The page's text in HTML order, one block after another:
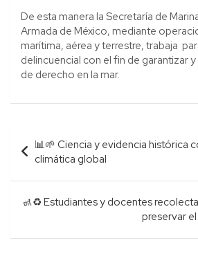
De esta manera la Secretaría de
Armada de México, mediante
marítima, aérea y terrestre, trabaja
delincuencial con el fin de garantizar
de derecho en la mar.
Navegación
de
entradas
📊🌱 Ciencia y evidencia histórica
climática global
🚮♻️ Estudiantes y docentes
preservar